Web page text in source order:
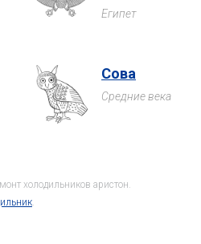
Египет
Сова
Средние века
холодильников аристон.
.